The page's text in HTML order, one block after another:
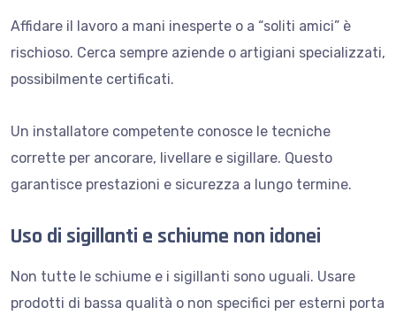
Affidare il lavoro a mani inesperte o a “soliti amici” è
rischioso. Cerca sempre aziende o artigiani specializzati,
possibilmente certificati.
Un installatore competente conosce le tecniche
corrette per ancorare, livellare e sigillare. Questo
garantisce prestazioni e sicurezza a lungo termine.
Uso di sigillanti e schiume non idonei
Non tutte le schiume e i sigillanti sono uguali. Usare
prodotti di bassa qualità o non specifici per esterni porta